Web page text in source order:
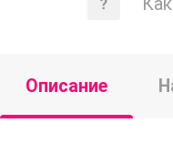
Описание